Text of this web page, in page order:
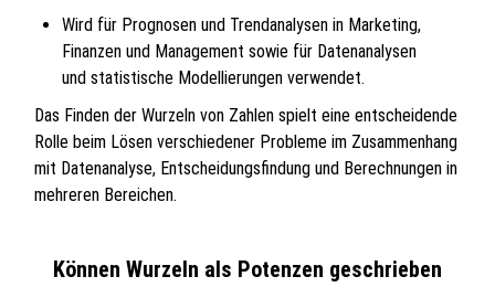
Wird für Prognosen und Trendanalysen in Marketing,
Finanzen und Management sowie für Datenanalysen
und statistische Modellierungen verwendet.
Das Finden der Wurzeln von Zahlen spielt eine entscheidende
Rolle beim Lösen verschiedener Probleme im Zusammenhang
mit Datenanalyse, Entscheidungsfindung und Berechnungen in
mehreren Bereichen.
Können Wurzeln als Potenzen geschrieben